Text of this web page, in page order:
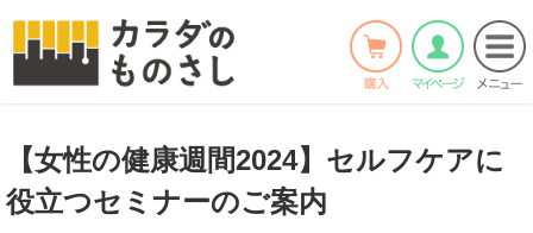
ホーム > お知らせ>
Twitter LINE
【女性の健康週間2024】セルフケアに
役立つセミナーのご案内